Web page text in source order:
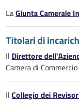
LaGiunta Camerale
Titolari di
Il Direttore
Camera di
Il Collegio dei